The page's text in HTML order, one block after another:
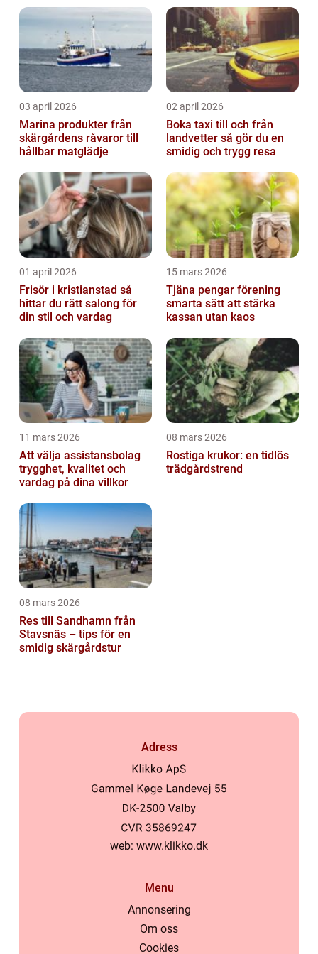
03 april 2026
Marina produkter från
skärgårdens råvaror till
hållbar matglädje
02 april 2026
Boka taxi till och från
landvetter så gör du en
smidig och trygg resa
01 april 2026
Frisör i kristianstad så
hittar du rätt salong för
din stil och vardag
15 mars 2026
Tjäna pengar förening
smarta sätt att stärka
kassan utan kaos
11 mars 2026
Att välja assistansbolag
trygghet, kvalitet och
vardag på dina villkor
08 mars 2026
Rostiga krukor: en tidlös
trädgårdstrend
08 mars 2026
Res till Sandhamn från
Stavsnäs – tips för en
smidig skärgårdstur
Adress
web: www.klikko.dk
Menu
Annonsering
Om oss
Cookies